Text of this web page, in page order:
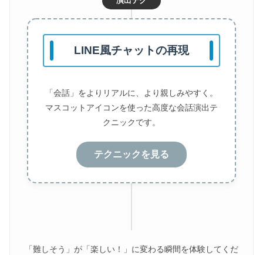
LINE風チャットの再現
「会話」をよりリアルに、より親しみやすく。
マスコットアイコンを使った高度な会話演出テ
クニックです。
テクニックを見る
「難しそう」が「楽しい！」に変わる瞬間を体験してくだ